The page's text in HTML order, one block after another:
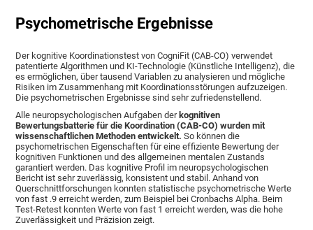
Psychometrische Ergebnisse
Der kognitive Koordinationstest von CogniFit (CAB-CO) verwendet
patentierte Algorithmen und KI-Technologie (Künstliche Intelligenz), die
es ermöglichen, über tausend Variablen zu analysieren und mögliche
Risiken im Zusammenhang mit Koordinationsstörungen aufzuzeigen.
Die psychometrischen Ergebnisse sind sehr zufriedenstellend.
Alle neuropsychologischen Aufgaben derkognitiven
Bewertungsbatterie für die Koordination (CAB-CO) wurden mit
wissenschaftlichen Methoden entwickelt.So können die
psychometrischen Eigenschaften für eine effiziente Bewertung der
kognitiven Funktionen und des allgemeinen mentalen Zustands
garantiert werden. Das kognitive Profil im neuropsychologischen
Bericht ist sehr zuverlässig, konsistent und stabil. Anhand von
Querschnittforschungen konnten statistische psychometrische Werte
von fast .9 erreicht werden, zum Beispiel bei Cronbachs Alpha. Beim
Test-Retest konnten Werte von fast 1 erreicht werden, was die hohe
Zuverlässigkeit und Präzision zeigt.